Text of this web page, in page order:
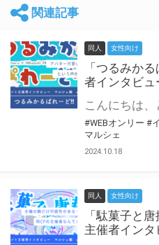
関連記事
同人 女性向け
「つるみか
者インタビ
#WEBオンリー #
マルシェ
2024.10.18
同人 女性向け
「駄菓子と
主催者イン